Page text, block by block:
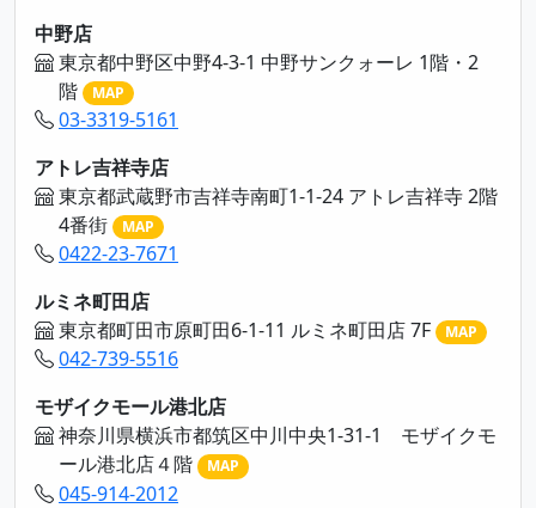
中野店
東京都中野区中野4-3-1 中野サンクォーレ 1階・2
階
MAP
03-3319-5161
アトレ吉祥寺店
東京都武蔵野市吉祥寺南町1-1-24 アトレ吉祥寺 2階
4番街
MAP
0422-23-7671
ルミネ町田店
東京都町田市原町田6-1-11 ルミネ町田店 7F
MAP
042-739-5516
モザイクモール港北店
神奈川県横浜市都筑区中川中央1-31-1 モザイクモ
ール港北店４階
MAP
045-914-2012